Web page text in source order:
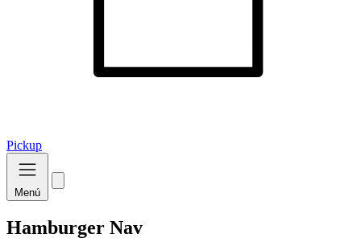
Pickup
Menú
Hamburger Nav